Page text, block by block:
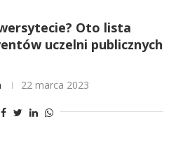
Oto lista
uczelni publicznych
22 marca 2023